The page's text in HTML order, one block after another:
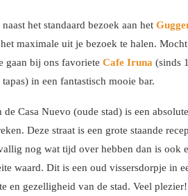
het standaard bezoek aan het
maximale uit je bezoek te halen.
gaan bij ons favoriete Cafe Iruna (sinds
in een fantastisch mooie bar.
de Casa Nuevo (oude stad) is een
Deze straat is een grote staande
nog wat tijd over hebben dan is ook
waard. Dit is een oud vissersdorpje in
en gezelligheid van de stad. Veel plezier!